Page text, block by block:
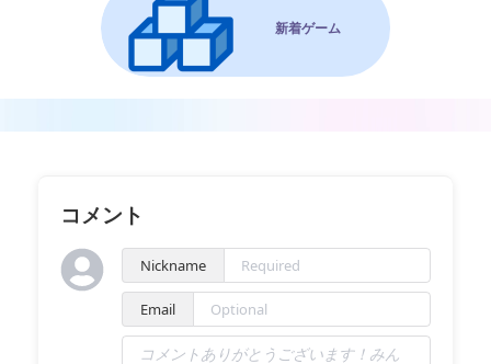
新着ゲーム
コメント
Nickname
Email